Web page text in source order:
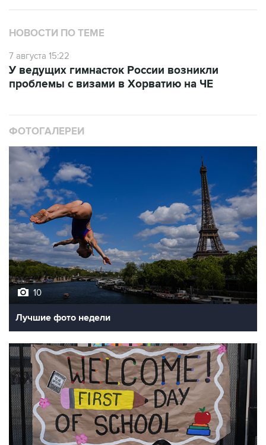
НОВОСТИ ПО ТЕМЕ
7 августа 15:22
У ведущих гимнасток России возникли
проблемы с визами в Хорватию на ЧЕ
ФОТОГАЛЕРЕИ
10
Лучшие фото недели